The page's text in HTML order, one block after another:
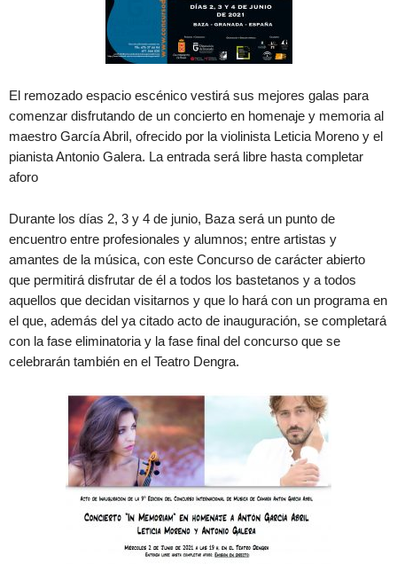
El remozado espacio escénico vestirá sus mejores galas para
comenzar disfrutando de un concierto en homenaje y memoria al
maestro García Abril, ofrecido por la violinista Leticia Moreno y el
pianista Antonio Galera. La entrada será libre hasta completar
aforo
Durante los días 2, 3 y 4 de junio, Baza será un punto de
encuentro entre profesionales y alumnos; entre artistas y
amantes de la música, con este Concurso de carácter abierto
que permitirá disfrutar de él a todos los bastetanos y a todos
aquellos que decidan visitarnos y que lo hará con un programa en
el que, además del ya citado acto de inauguración, se completará
con la fase eliminatoria y la fase final del concurso que se
celebrarán también en el Teatro Dengra.